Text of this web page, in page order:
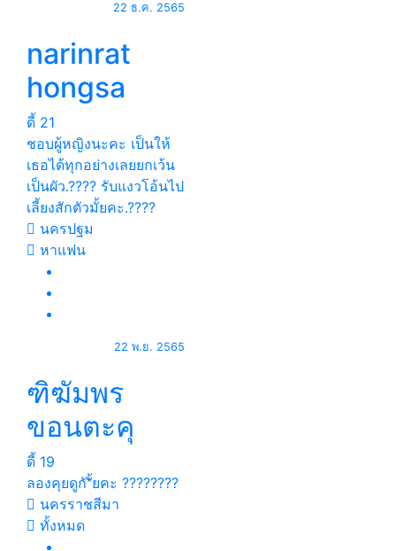
22 ธ.ค. 2565
narinrat
hongsa
ดี้ 21
ชอบผู้หญิงนะคะ เป็นให้
เธอได้ทุกอย่างเลยยกเว้น
เป็นผัว.???? รับแงวโอ้นไป
เลี้ยงสักตัวมั้ยคะ.????
นครปฐม
หาแฟน
22 พ.ย. 2565
ฑิฆัมพร
ขอนตะคุ
ดี้ 19
ลองคุยดูกั*ั้ยคะ ????️‍????
นครราชสีมา
ทั้งหมด